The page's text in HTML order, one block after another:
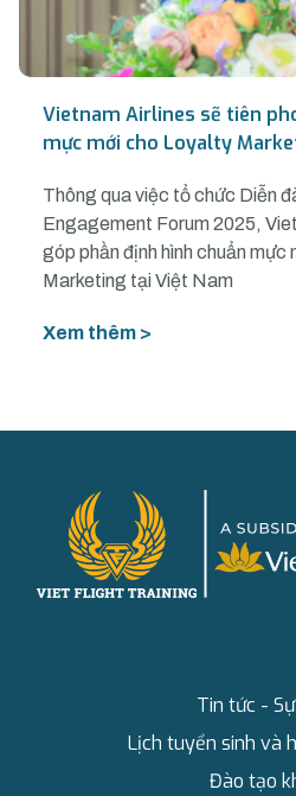
Vietnam Airlines sẽ tiên
mực mới cho Loyalty
Thông qua việc tổ chức Diễn
Engagement Forum 2025,
góp phần định hình chuẩn mực
Marketing tại Việt Nam
Xem thêm >
Tin tức -
Lịch tuyển sinh và
Đào tạo